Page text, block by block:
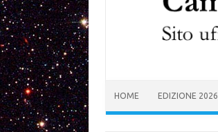
HOME EDIZIONE 2026